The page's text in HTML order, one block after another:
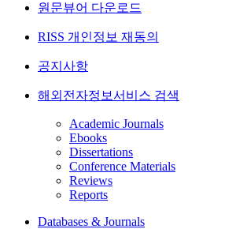
원문뷰어 다운로드
RISS 개인정보 재동의
공지사항
해외전자정보서비스 검색
Academic Journals
Ebooks
Dissertations
Conference Materials
Reviews
Reports
Databases & Journals